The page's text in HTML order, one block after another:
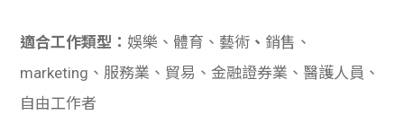
適合工作類型： 娛樂、體育、藝術 、 銷售、
marketing、服務業、貿易、金融證券業、醫護人員、
自由工作者